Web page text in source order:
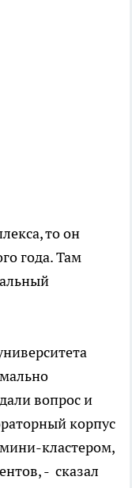
то он
года. Там
вопрос и
корпус
кластером,
- сказал